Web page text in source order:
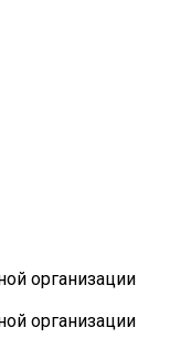
организации
организации